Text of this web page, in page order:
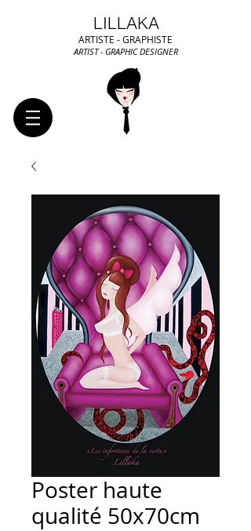
LILLAKA
ARTISTE - GRAPHISTE
ARTIST - GRAPHIC DESIGNER
Poster haute
qualité 50x70cm